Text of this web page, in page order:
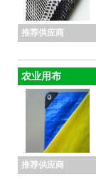
推荐供应商
农业用布
推荐供应商